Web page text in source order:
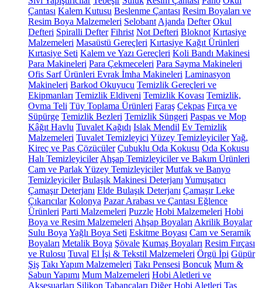
Çantası Kalem Kutusu Beslenme Çantası Resim Boyaları ve
Resim Boya Malzemeleri Selobant Ajanda Defter Okul
Defteri Spiralli Defter Fihrist Not Defteri Bloknot Kırtasiye
Malzemeleri Masaüstü Gereçleri Kırtasiye Kağıt Ürünleri
Kırtasiye Seti Kalem ve Yazı Gereçleri Koli Bandı Makinesi
Para Makineleri Para Çekmeceleri Para Sayma Makineleri
Ofis Sarf Ürünleri Evrak İmha Makineleri Laminasyon
Makineleri Barkod Okuyucu Temizlik Gereçleri ve
Ekipmanları Temizlik Eldiveni Temizlik Kovası Temizlik,
Ovma Teli Tüy Toplama Ürünleri Faraş Çekpas Fırça ve
Süpürge Temizlik Bezleri Temizlik Süngeri Paspas ve Mop
Kâğıt Havlu Tuvalet Kağıdı Islak Mendil Ev Temizlik
Malzemeleri Tuvalet Temizleyici Yüzey TemizleyicilerYağ,
Kireç ve Pas Çözücüler Çubuklu Oda Kokusu Oda Kokusu
Halı Temizleyiciler Ahşap Temizleyiciler ve Bakım Ürünleri
Cam ve Parlak Yüzey Temizleyiciler Mutfak ve Banyo
Temizleyiciler Bulaşık Makinesi Deterjanı Yumuşatıcı
Çamaşır Deterjanı Elde Bulaşık Deterjanı Çamaşır Leke
Çıkarıcılar Kolonya Pazar Arabası ve Çantası Eğlence
Ürünleri Parti Malzemeleri Puzzle Hobi Malzemeleri Hobi
Boya ve Resim Malzemeleri Ahşap Boyaları Akrilik Boyalar
Sulu Boya Yağlı Boya Seti Eskitme Boyası Cam ve Seramik
Boyaları Metalik Boya Şövale Kumaş Boyaları Resim Fırçası
ve Rulosu Tuval El İşi & Tekstil Malzemeleri Örgü İpi Güpür
Şiş Takı Yapım Malzemeleri Takı Pensesi Boncuk Mum &
Sabun Yapımı Mum Malzemeleri Hobi Aletleri ve
Aksesuarları Silikon Tabancaları Diğer Hobi Aletleri Taş